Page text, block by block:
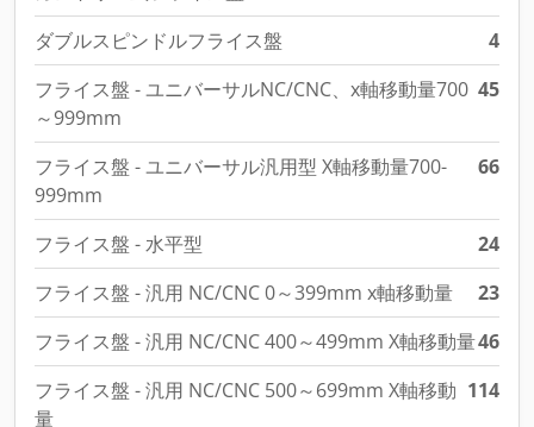
ダブルスピンドルフライス盤
4
フライス盤 - ユニバーサルNC/CNC、x軸移動量700
～999mm
45
フライス盤 - ユニバーサル汎用型 X軸移動量700-
999mm
66
フライス盤 - 水平型
24
フライス盤 - 汎用 NC/CNC 0～399mm x軸移動量
23
フライス盤 - 汎用 NC/CNC 400～499mm X軸移動量46
フライス盤 - 汎用 NC/CNC 500～699mm X軸移動
量
114